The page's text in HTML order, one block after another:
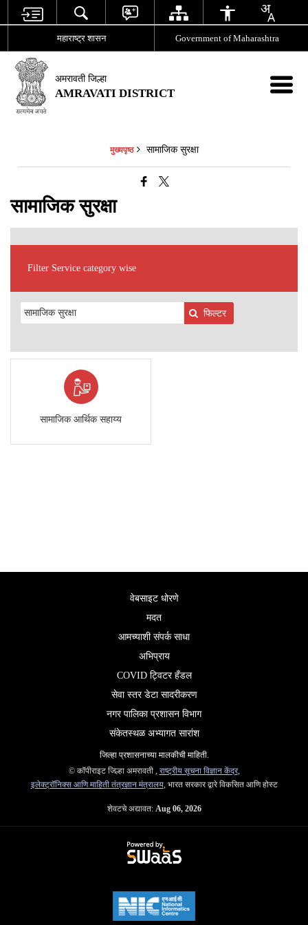
महाराष्ट्र शासन Government of Maharashtra
अमरावती जिल्हा
AMRAVATI DISTRICT
मुख्यपृष्ठ सामाजिक सुरक्षा
सामाजिक सुरक्षा
Filter Service category wise
फिल्टर
सामाजिक आर्थिक सहाय्य
वेबसाइट धोरणे
मदत
आमच्याशी संपर्क साधा
अभिप्राय
COVID ट्विटर हँडल
सेवा स्तर डेटा सादरीकरण
नगर पालिका प्रशासन विभाग
संकेतस्थळ अभ्यागत सारांश
जिल्‍हा प्रशासनाच्‍या मालकीची माहिती.
© कॉपीराइट जिल्हा अमरावती , राष्ट्रीय सूचना विज्ञान केंद्र,
इलेक्ट्रॉनिक्स आणि माहिती तंत्रज्ञान मंत्रालय, भारत सरकार द्वारे विकसित आणि होस्ट
शेवटचे अद्यावत: Aug 06, 2026